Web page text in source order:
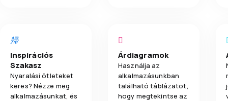
Inspirációs
Szakasz
Nyaralási ötleteket
keres? Nézze meg
alkalmazásunkat, és
Árdiagramok
Használja az
alkalmazásunkban
található táblázatot,
hogy megtekintse az